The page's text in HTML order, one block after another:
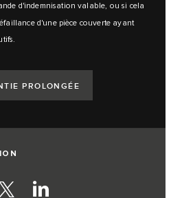
d'indemnisation valable, ou si cela
d'une pièce couverte ayant
PROLONGÉE